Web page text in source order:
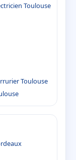
Toulouse
Toulouse